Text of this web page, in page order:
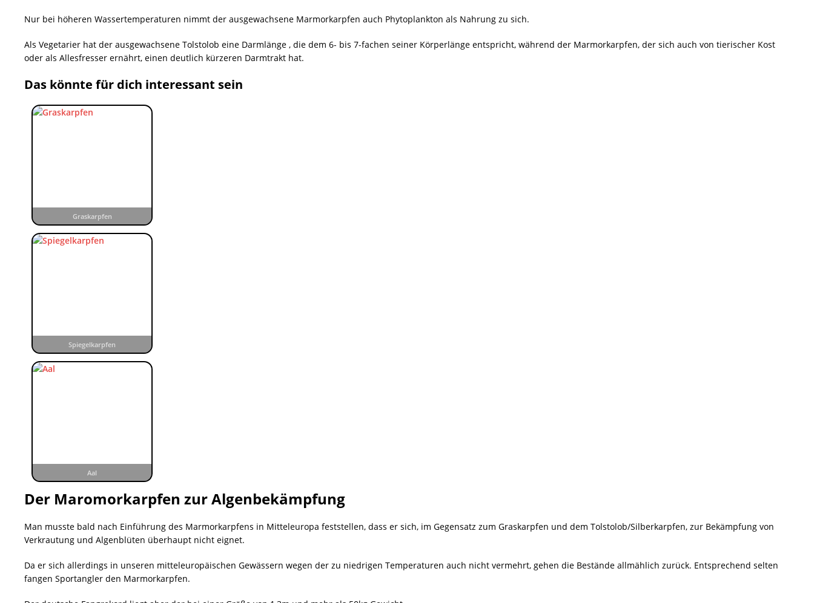
Nur bei höheren Wassertemperaturen nimmt der ausgewachsene Marmorkarpfen auch Phytoplankton als Nahrung zu sich.
Als Vegetarier hat der ausgewachsene Tolstolob eine Darmlänge , die dem 6- bis 7-fachen seiner Körperlänge entspricht, während der Marmorkarpfen, der sich auch von tierischer Kost
oder als Allesfresser ernährt, einen deutlich kürzeren Darmtrakt hat.
Das könnte für dich interessant sein
Graskarpfen
Spiegelkarpfen
Aal
Der Maromorkarpfen zur Algenbekämpfung
Man musste bald nach Einführung des Marmorkarpfens in Mitteleuropa feststellen, dass er sich, im Gegensatz zum Graskarpfen und dem Tolstolob/Silberkarpfen, zur Bekämpfung von
Verkrautung und Algenblüten überhaupt nicht eignet.
Da er sich allerdings in unseren mitteleuropäischen Gewässern wegen der zu niedrigen Temperaturen auch nicht vermehrt, gehen die Bestände allmählich zurück. Entsprechend selten
fangen Sportangler den Marmorkarpfen.